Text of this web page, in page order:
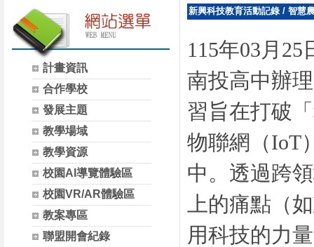
計畫資訊
合作學校
發展主題
教學場域
教學資源
校園AI導覽體驗區
校園VR/AR體驗區
教案專區
聯盟開會紀錄
新興科技教育活動記錄/ 智慧
115年03月
南投高中辦
習旨在打破
物聯網（IoT
中。透過跨
上的痛點（
用科技的力